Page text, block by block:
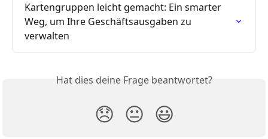
Kartengruppen leicht gemacht: Ein smarter
Weg, um Ihre Geschäftsausgaben zu
verwalten
Hat dies deine Frage beantwortet?
😞 😐 😃